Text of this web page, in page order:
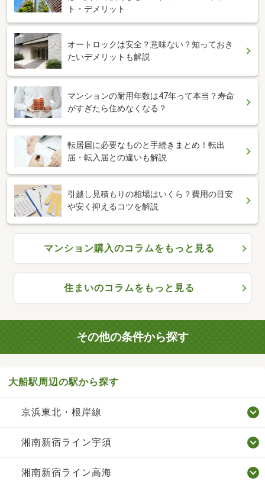
ト・デメリット
オートロックは安全？意味ない？知っておき
たいデメリットも解説
マンションの耐用年数は47年って本当？寿命
がすぎたら住めなくなる？
転居届に必要なものと手続きまとめ！転出
届・転入届との違いも解説
引越し見積もりの相場はいくら？費用の目安
や安く抑えるコツを解説
マンション購入のコラムをもっと見る
住まいのコラムをもっと見る
その他の条件から探す
大船駅周辺の駅から探す
京浜東北・根岸線
湘南新宿ライン宇須
湘南新宿ライン高海